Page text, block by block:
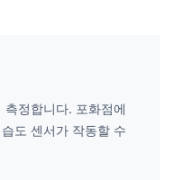
정합니다. 포화점에
도 센서가 작동할 수